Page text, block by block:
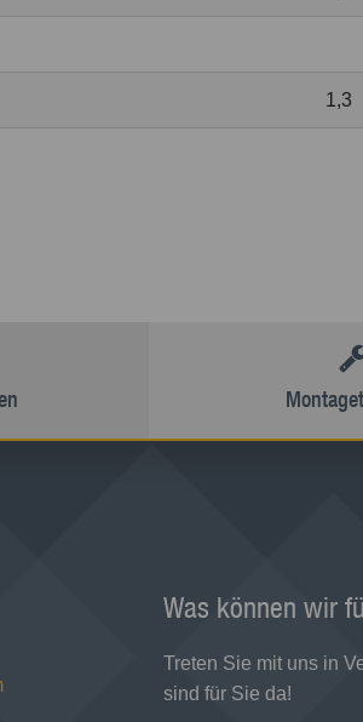
1,3
Was können wir
Treten Sie mit uns in
sind für Sie da!